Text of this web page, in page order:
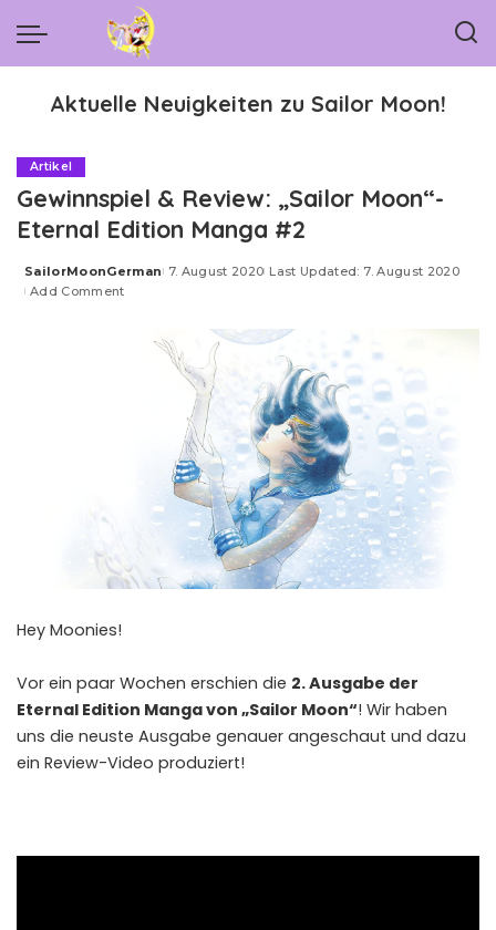
Aktuelle Neuigkeiten zu Sailor Moon!
Artikel
Gewinnspiel & Review: „Sailor Moon“-
Eternal Edition Manga #2
Posted
by
SailorMoonGerman 7. August 2020 Last Updated: 7. August 2020
Add Comment
Hey Moonies!
Vor ein paar Wochen erschien die 2. Ausgabe der
Eternal Edition Manga von „Sailor Moon“! Wir haben
uns die neuste Ausgabe genauer angeschaut und dazu
ein Review-Video produziert!